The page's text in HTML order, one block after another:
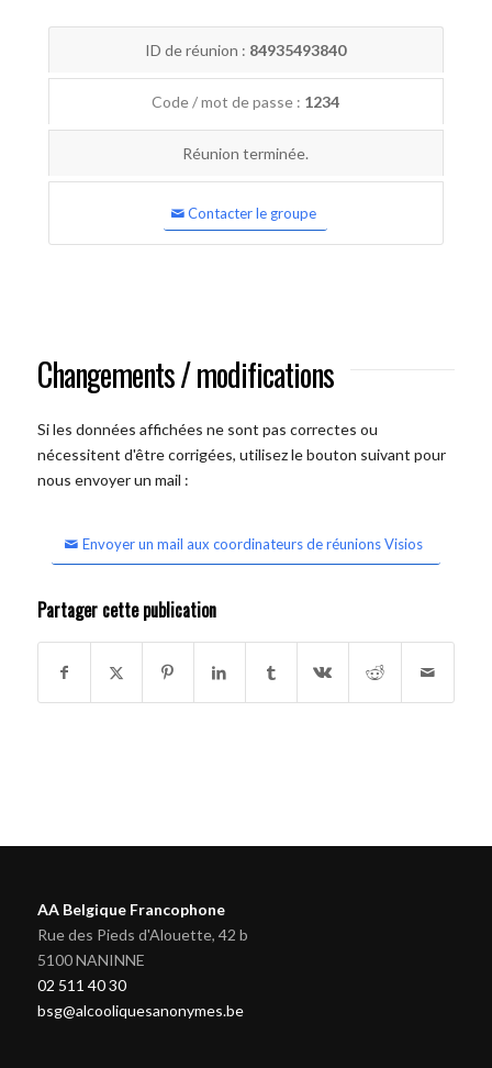
ID de réunion : 84935493840
Code / mot de passe : 1234
Réunion terminée.
Contacter le groupe
Changements / modifications
Si les données affichées ne sont pas correctes ou
nécessitent d'être corrigées, utilisez le bouton suivant pour
nous envoyer un mail :
Envoyer un mail aux coordinateurs de réunions Visios
Partager cette publication
AA Belgique Francophone
Rue des Pieds d'Alouette, 42 b
5100 NANINNE
02 511 40 30
bsg@alcooliquesanonymes.be